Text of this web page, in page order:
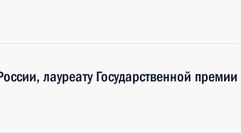
лауреату Государственной премии